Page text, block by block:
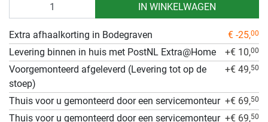
IN WINKELWAGEN
Extra afhaalkorting in Bodegraven € -25,00
Levering binnen in huis met PostNL Extra@Home +€ 10,00
Voorgemonteerd afgeleverd (Levering tot op de
stoep)
+€ 49,50
Thuis voor u gemonteerd door een servicemonteur +€ 69,50
Thuis voor u gemonteerd door een servicemonteur +€ 69,50